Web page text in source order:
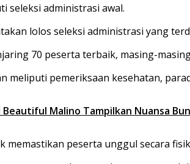
seleksi administrasi awal.
lolos seleksi administrasi yang
70 peserta terbaik, masing-
meliputi pemeriksaan kesehatan,
Beautiful Malino Tampilkan Nuansa
memastikan peserta unggul secara